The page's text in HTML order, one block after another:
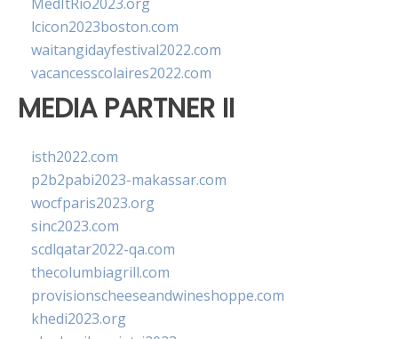
lcicon2023boston.com
waitangidayfestival2022.com
vacancesscolaires2022.com
MEDIA PARTNER II
isth2022.com
p2b2pabi2023-makassar.com
wocfparis2023.org
sinc2023.com
scdlqatar2022-qa.com
thecolumbiagrill.com
provisionscheeseandwineshoppe.com
khedi2023.org